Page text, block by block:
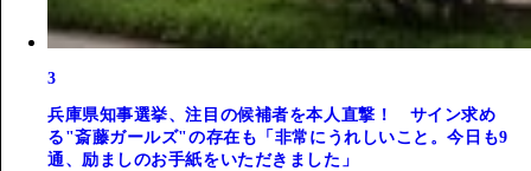
3
兵庫県知事選挙、注目の候補者を本人直撃！ サイン求め
る"斎藤ガールズ"の存在も「非常にうれしいこと。今日も9
通、励ましのお手紙をいただきました」